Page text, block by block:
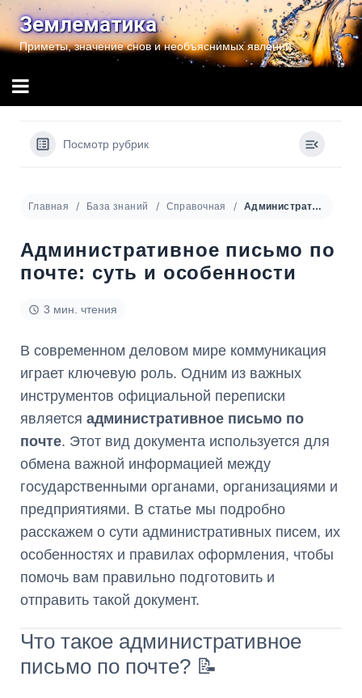
Перейти
содержимому
Землематика
Приметы, значение снов и необъяснимых явлений
Посмотр рубрик
Главная База знаний Справочная Административное письмо по почте: суть и особенности
Административное письмо по
почте: суть и особенности
3 мин. чтения
В современном деловом мире коммуникация
играет ключевую роль. Одним из важных
инструментов официальной переписки
является административное письмо по
почте. Этот вид документа используется для
обмена важной информацией между
государственными органами, организациями и
предприятиями. В статье мы подробно
расскажем о сути административных писем, их
особенностях и правилах оформления, чтобы
помочь вам правильно подготовить и
отправить такой документ.
Что такое административное
письмо по почте? 📝